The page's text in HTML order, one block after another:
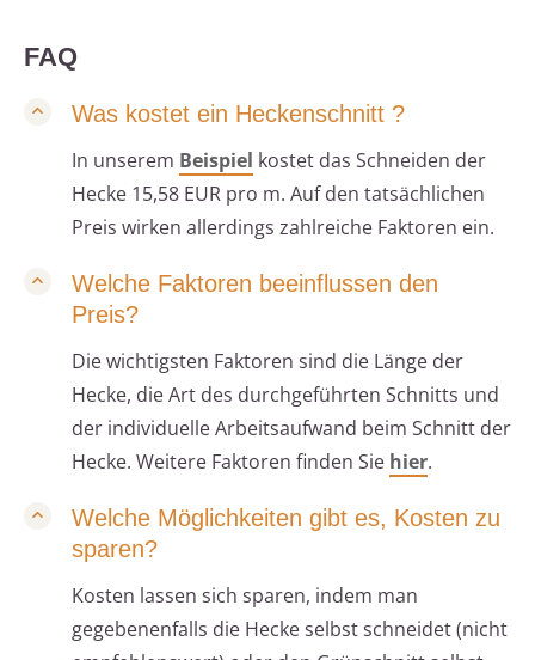
FAQ
Was kostet ein Heckenschnitt ?
In unserem Beispiel kostet das Schneiden der
Hecke 15,58 EUR pro m. Auf den tatsächlichen
Preis wirken allerdings zahlreiche Faktoren ein.
Welche Faktoren beeinflussen den
Preis?
Die wichtigsten Faktoren sind die Länge der
Hecke, die Art des durchgeführten Schnitts und
der individuelle Arbeitsaufwand beim Schnitt der
Hecke. Weitere Faktoren finden Sie hier.
Welche Möglichkeiten gibt es, Kosten zu
sparen?
Kosten lassen sich sparen, indem man
gegebenenfalls die Hecke selbst schneidet (nicht